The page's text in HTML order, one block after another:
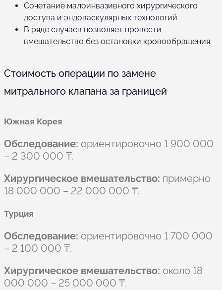
Сочетание малоинвазивного хирургического
доступа и эндоваскулярных технологий.
В ряде случаев позволяет провести
вмешательство без остановки кровообращения.
Стоимость операции по замене
митрального клапана за границей
Южная Корея
Обследование: ориентировочно 1 900 000
– 2 300 000 ₸.
Хирургическое вмешательство: примерно
18 000 000 – 22 000 000 ₸.
Турция
Обследование: ориентировочно 1 700 000
– 2 100 000 ₸.
Хирургическое вмешательство: около 18
000 000 – 25 000 000 ₸.